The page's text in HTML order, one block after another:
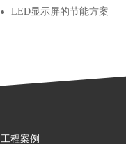
LED显示屏的节能方案
工程案例